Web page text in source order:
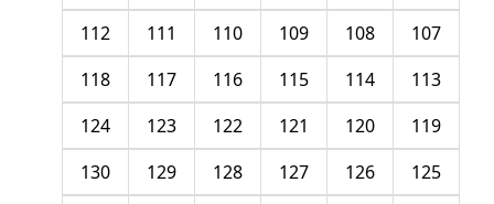
107
108
109
110
111
112
113
114
115
116
117
118
119
120
121
122
123
124
125
126
127
128
129
130